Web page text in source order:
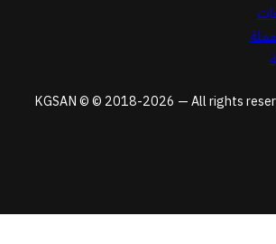
KGSAN © © 2018-2026 — All rights